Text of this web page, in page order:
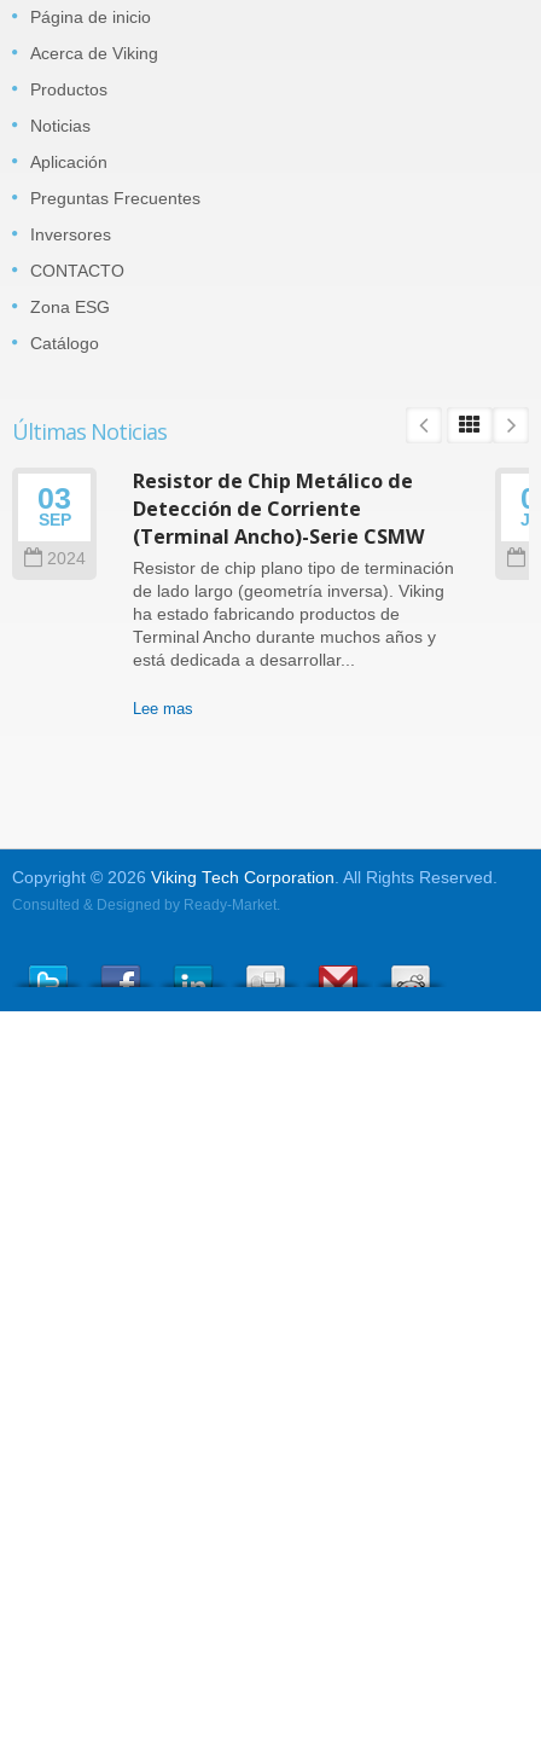
Página de inicio
Acerca de Viking
Productos
Noticias
Aplicación
Preguntas Frecuentes
Inversores
CONTACTO
Zona ESG
Catálogo
Últimas Noticias
03
SEP
2024
Resistor de Chip Metálico de
Detección de Corriente
(Terminal Ancho)-Serie CSMW
Resistor de chip plano tipo de terminación
de lado largo (geometría inversa). Viking
ha estado fabricando productos de
Terminal Ancho durante muchos años y
está dedicada a desarrollar...
Lee mas
Copyright © 2026 Viking Tech Corporation. All Rights Reserved.
Consulted & Designed by Ready-Market.